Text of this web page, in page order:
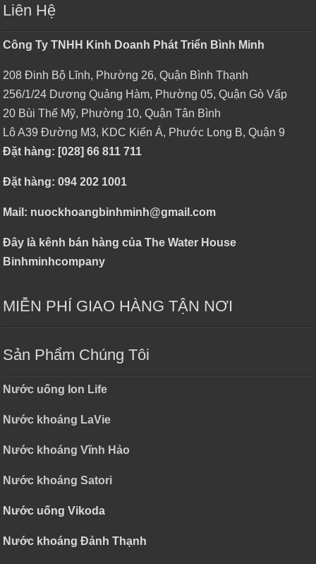
Liên Hệ
Công Ty TNHH Kinh Doanh Phát Triển Bình Minh
208 Đinh Bộ Lĩnh, Phường 26, Quận Bình Thạnh
256/1/24 Dương Quảng Hàm, Phường 05, Quận Gò Vấp
20 Bùi Thế Mỹ, Phường 10, Quận Tân Bình
Lô A39 Đường M3, KDC Kiến Á, Phước Long B, Quận 9
Đặt hàng: [028] 66 811 711
Đặt hàng: 094 202 1001
Mail: nuockhoangbinhminh@gmail.com
Đây là kênh bán hàng của The Water House
Binhminhcompany
MIỄN PHÍ GIAO HÀNG TẬN NƠI
Sản Phẩm Chúng Tôi
Nước uống Ion Life
Nước khoáng LaVie
Nước khoáng Vĩnh Hảo
Nước khoáng Satori
Nước uống Vikoda
Nước khoáng Đảnh Thạnh